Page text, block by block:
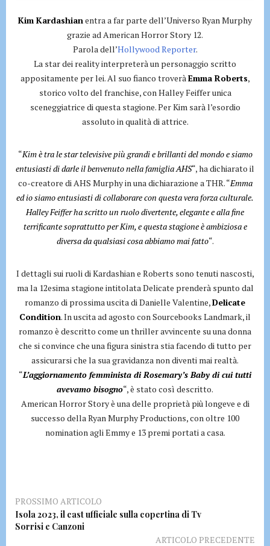
Kim Kardashianentra a far parte dell’Universo Ryan Murphy
grazie ad American Horror Story 12.
Parola dell’Hollywood Reporter.
La star dei reality interpreterà un personaggio scritto
appositamente per lei. Al suo fianco troveràEmma Roberts,
storico volto del franchise, con Halley Feiffer unica
sceneggiatrice di questa stagione. Per Kim sarà l’esordio
assoluto in qualità di attrice.
“Kim è tra le star televisive più grandi e brillanti del mondo e siamo
entusiasti di darle il benvenuto nella famiglia AHS“, ha dichiarato il
co-creatore di AHS Murphy in una dichiarazione a THR. “Emma
ed io siamo entusiasti di collaborare con questa vera forza culturale.
Halley Feiffer ha scritto un ruolo divertente, elegante e alla fine
terrificante soprattutto per Kim, e questa stagione è ambiziosa e
diversa da qualsiasi cosa abbiamo mai fatto“.
I dettagli sui ruoli di Kardashian e Roberts sono tenuti nascosti,
ma la 12esima stagione intitolata Delicate prenderà spunto dal
romanzo di prossima uscita di Danielle Valentine,Delicate
Condition. In uscita ad agosto con Sourcebooks Landmark, il
romanzo è descritto come un thriller avvincente su una donna
che si convince che una figura sinistra stia facendo di tutto per
assicurarsi che la sua gravidanza non diventi mai realtà.
“L’aggiornamento femminista di Rosemary’s Baby di cui tutti
avevamo bisogno“, è stato così descritto.
American Horror Story è una delle proprietà più longeve e di
successo della Ryan Murphy Productions, con oltre 100
nomination agli Emmy e 13 premi portati a casa.
PROSSIMO ARTICOLO
Isola 2023, il cast ufficiale sulla copertina di Tv
Sorrisi e Canzoni
ARTICOLO PRECEDENTE